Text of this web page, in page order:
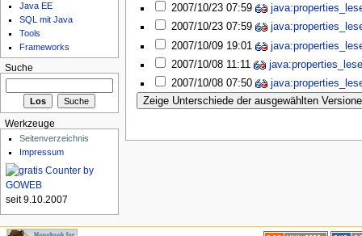
2007/10/23 07:59
2007/10/23 07:59
2007/10/09 19:01
2007/10/08 11:11
2007/10/08 07:50
Java EE
SQL mit Java
Tools
Frameworks
Suche
Werkzeuge
Seitenverzeichnis
Impressum
seit 9.10.2007